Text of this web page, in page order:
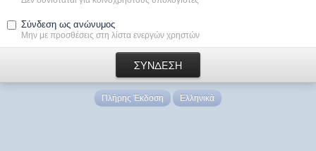
Σύνδεση ως ανώνυμος
Μην με προσθέσεις στη λίστα ενεργών χρηστών
Πλήρης Έκδοση Ελληνικά